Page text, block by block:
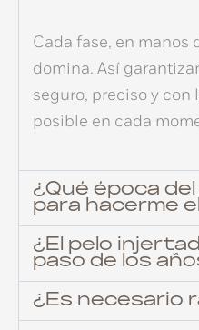
Cada fase, en manos
domina. Así
seguro, preciso y con
posible en cada
¿Qué época
para hacerme
¿El pelo
paso de los
¿Es necesario